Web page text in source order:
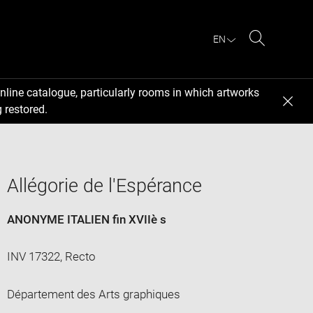
EN
catalogue, particularly rooms in which artworks
restored.
Allégorie de l'Espérance
ANONYME ITALIEN fin XVIIè s
INV 17322, Recto
Département des Arts graphiques